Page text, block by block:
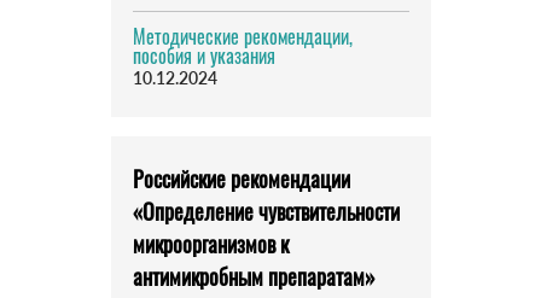
Методические рекомендации,
пособия и указания
10.12.2024
Российские рекомендации
«Определение чувствительности
микроорганизмов к
антимикробным препаратам»